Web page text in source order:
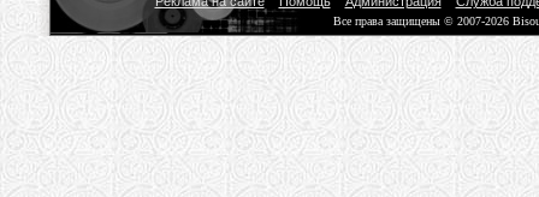
Все права защищены © 2007-2026